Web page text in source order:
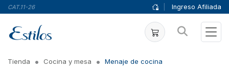
CAT.11-26 Ingreso Afiliada
Tienda Cocina y mesa Menaje de cocina